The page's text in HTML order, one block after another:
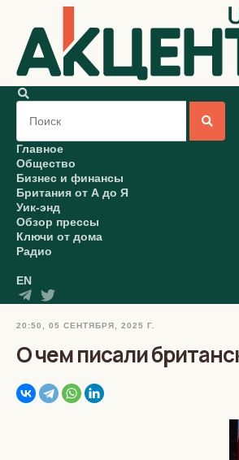
Главное
Общество
Бизнес и финансы
Британия от А до Я
Уик-энд
Обзор прессы
Ключи от дома
Радио
EN
20:50, 05 СЕНТЯБРЯ, 2025 Г.
О чем писали